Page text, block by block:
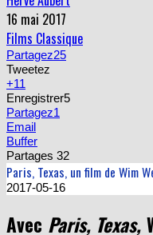
Herve Aubert
16 mai 2017
Films Classique
Partagez25
Tweetez
+11
Enregistrer
Partagez1
Email
Buffer
Partages32
Paris, Texas, un film de Wim
2017-05-16